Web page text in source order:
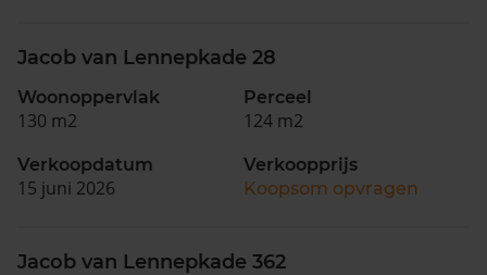
Jacob van Lennepkade 28
Woonoppervlak
130 m2
Perceel
124 m2
Verkoopdatum
15 juni 2026
Verkoopprijs
Koopsom opvragen
Jacob van Lennepkade 362